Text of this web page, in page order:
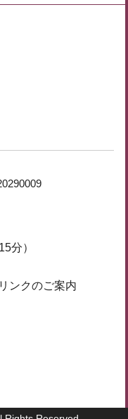
分）
ンクのご案内